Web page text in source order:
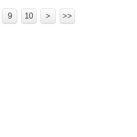
9 10 20
30
40
50
60
70
80
90
100
> >>